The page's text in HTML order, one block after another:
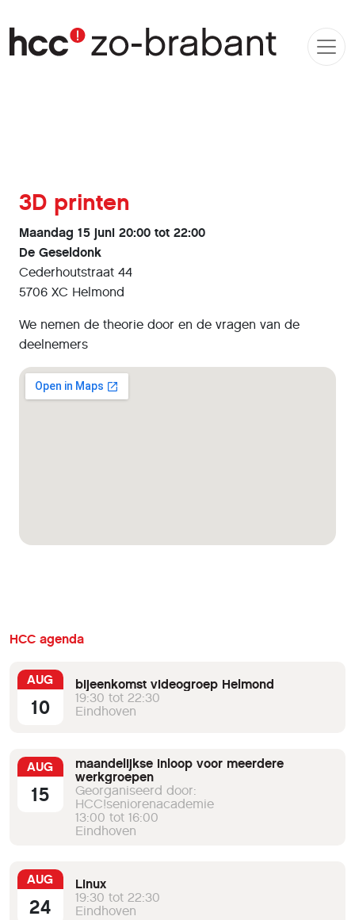
3D printen
Maandag 15 juni 20:00 tot 22:00
De Geseldonk
Cederhoutstraat 44
5706 XC Helmond
We nemen de theorie door en de vragen van de
deelnemers
HCC agenda
AUG
10
bijeenkomst videogroep Helmond
19:30 tot 22:30
Eindhoven
AUG
15
maandelijkse inloop voor meerdere
werkgroepen
Georganiseerd door:
HCC!seniorenacademie
13:00 tot 16:00
Eindhoven
AUG
24
Linux
19:30 tot 22:30
Eindhoven